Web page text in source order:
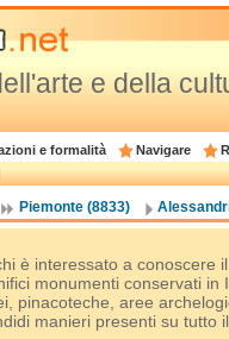
e della
e formalità Navigare
Piemonte (8833)
è interessato a conoscere
monumenti conservati in
pinacoteche, aree
manieri presenti su tutto